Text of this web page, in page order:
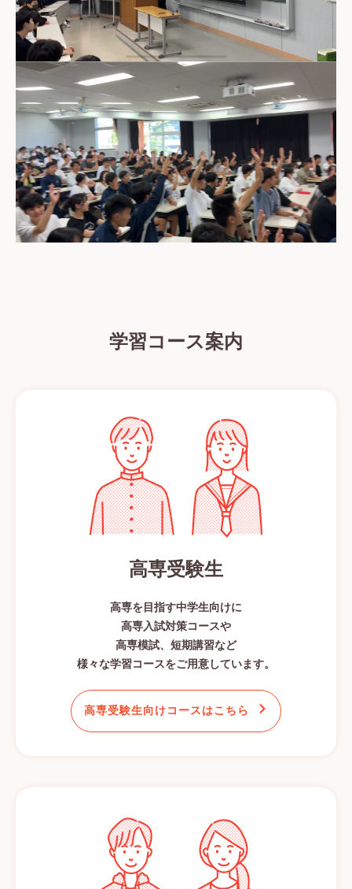
学習コース案内
高専受験生
高専を目指す中学生向けに
高専入試対策コースや
高専模試、短期講習など
様々な学習コースをご用意しています。
高専受験生向けコースはこちら